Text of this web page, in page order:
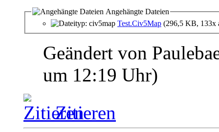
Angehängte Dateien
Test.Civ5Map (296,5 KB, 133x
Geändert von
um 12:19 Uhr)
Zitieren